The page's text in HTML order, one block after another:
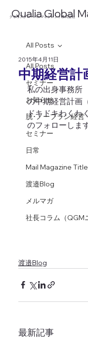
​クオリアグローバルマネジメント株式会社
​Qualia Global
All Posts
セミナー
お知らせ
脱･ノープラン経営
セミナー
日常
Mail Magazine Title
渡邉Blog
メルマガ
社長コラム（QGM
All Posts
中期経営計
2015年4月11日
私の出身事務所
の中期経営計画
ドキドキわくわ
のフォローしま
渡邉Blog
最新記事